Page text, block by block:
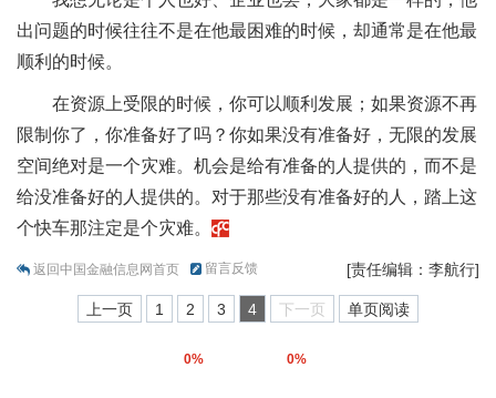
出问题的时候往往不是在他最困难的时候，却通常是在他最
顺利的时候。
在资源上受限的时候，你可以顺利发展；如果资源不再
限制你了，你准备好了吗？你如果没有准备好，无限的发展
空间绝对是一个灾难。机会是给有准备的人提供的，而不是
给没准备好的人提供的。对于那些没有准备好的人，踏上这
个快车那注定是个灾难。
返回中国金融信息网首页 留言反馈 [责任编辑：李航行]
上一页 1 2 3 4 下一页 单页阅读
0% 0%